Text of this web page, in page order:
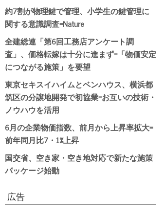
約7割が物理鍵で管理、小学生の鍵管理に
関する意識調査=Nature
全建総連「第6回工務店アンケート調
査」、価格転嫁は十分に進まず=「物価安定
につながる施策」を要望
東京セキスイハイムとベンハウス、横浜都
筑区の分譲地開発で初協業=お互いの技術・
ノウハウを活用
6月の企業物価指数、前月から上昇率拡大=
前年同月比7・1%上昇
国交省、空き家・空き地対応で新たな施策
パッケージ始動
広告